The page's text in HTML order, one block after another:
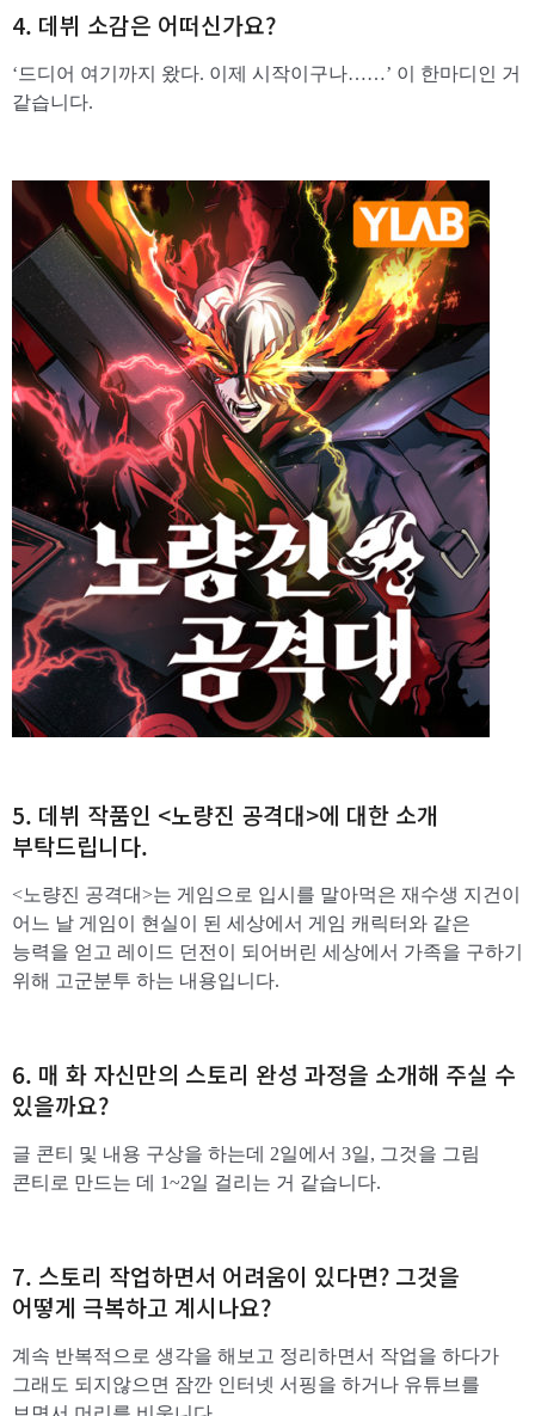
4. 데뷔 소감은 어떠신가요?
‘드디어 여기까지 왔다. 이제 시작이구나……’ 이 한마디인 거
같습니다.
5. 데뷔 작품인 <노량진 공격대>에 대한 소개
부탁드립니다.
<노량진 공격대>는 게임으로 입시를 말아먹은 재수생 지건이
어느 날 게임이 현실이 된 세상에서 게임 캐릭터와 같은
능력을 얻고 레이드 던전이 되어버린 세상에서 가족을 구하기
위해 고군분투 하는 내용입니다.
6. 매 화 자신만의 스토리 완성 과정을 소개해 주실 수
있을까요?
글 콘티 및 내용 구상을 하는데 2일에서 3일, 그것을 그림
콘티로 만드는 데 1~2일 걸리는 거 같습니다.
7. 스토리 작업하면서 어려움이 있다면? 그것을
어떻게 극복하고 계시나요?
계속 반복적으로 생각을 해보고 정리하면서 작업을 하다가
그래도 되지않으면 잠깐 인터넷 서핑을 하거나 유튜브를